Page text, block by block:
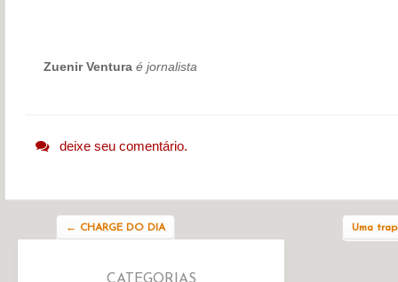
Zuenir Ventura é jornalista
deixe seu comentário.
← CHARGE DO DIA Uma